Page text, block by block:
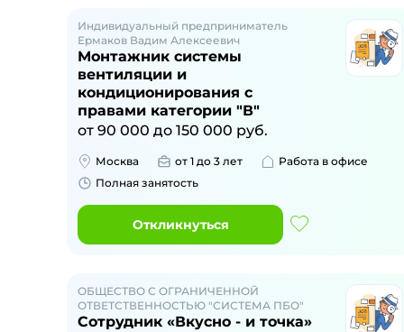
Индивидуальный предприниматель
Ермаков Вадим Алексеевич
Монтажник системы
вентиляции и
кондиционирования с
правами категории "В"
от 90 000 до 150 000 руб.
Москва от 1 до 3 лет
Работа в офисе
Полная занятость
Откликнуться
ОБЩЕСТВО С ОГРАНИЧЕННОЙ
ОТВЕТСТВЕННОСТЬЮ "СИСТЕМА ПБО"
Сотрудник «Вкусно - и точка»